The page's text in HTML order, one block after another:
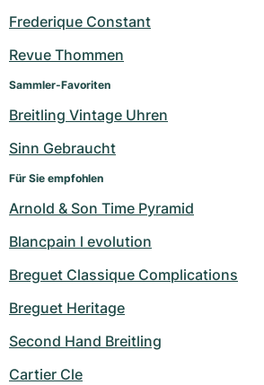
Frederique Constant
Revue Thommen
Sammler-Favoriten
Breitling Vintage Uhren
Sinn Gebraucht
Für Sie empfohlen
Arnold & Son Time Pyramid
Blancpain l evolution
Breguet Classique Complications
Breguet Heritage
Second Hand Breitling
Cartier Cle